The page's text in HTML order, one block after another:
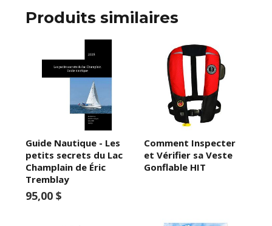
Produits similaires
Guide Nautique - Les
petits secrets du Lac
Champlain de Éric
Tremblay
95,00 $
Comment Inspecter
et Vérifier sa Veste
Gonflable HIT